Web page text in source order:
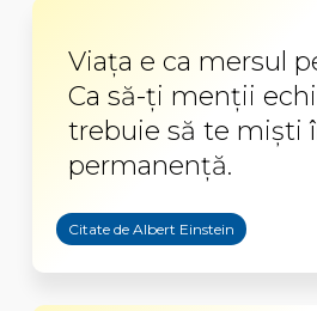
Viața e ca mersul
Ca să-ți menții
trebuie să te miști
permanență.
Citate de Albert Einstein